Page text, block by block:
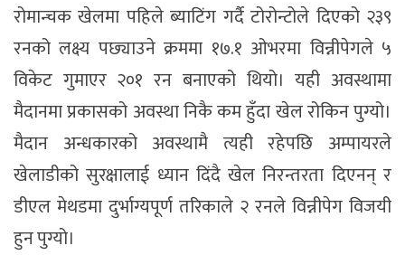
रोमान्चक खेलमा पहिले ब्याटिंग गर्दै टोरोन्टोले दिएको २३९
रनको लक्ष्य पछ्याउने क्रममा १७.१ ओभरमा विन्नीपेगले ५
विकेट गुमाएर २०१ रन बनाएको थियो। यही अवस्थामा
मैदानमा प्रकासको अवस्था निकै कम हुँदा खेल रोकिन पुग्यो।
मैदान अन्धकारको अवस्थामै त्यही रहेपछि अम्पायरले
खेलाडीको सुरक्षालाई ध्यान दिंदै खेल निरन्तरता दिएनन् र
डीएल मेथडमा दुर्भाग्यपूर्ण तरिकाले २ रनले विन्नीपेग विजयी
हुन पुग्यो।